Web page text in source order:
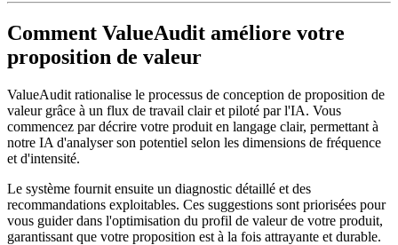
Comment ValueAudit améliore votre
proposition de valeur
ValueAudit rationalise le processus de conception de proposition de
valeur grâce à un flux de travail clair et piloté par l'IA. Vous
commencez par décrire votre produit en langage clair, permettant à
notre IA d'analyser son potentiel selon les dimensions de fréquence
et d'intensité.
Le système fournit ensuite un diagnostic détaillé et des
recommandations exploitables. Ces suggestions sont priorisées pour
vous guider dans l'optimisation du profil de valeur de votre produit,
garantissant que votre proposition est à la fois attrayante et durable.